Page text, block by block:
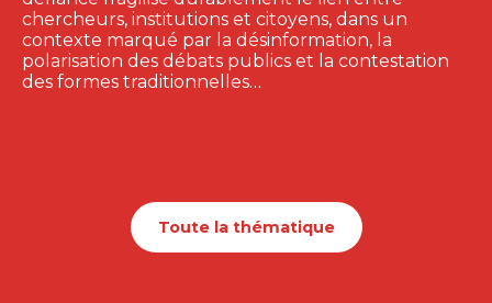
chercheurs, institutions et citoyens, dans un
contexte marqué par la désinformation, la
polarisation des débats publics et la contestation
des formes traditionnelles…
Toute la thématique